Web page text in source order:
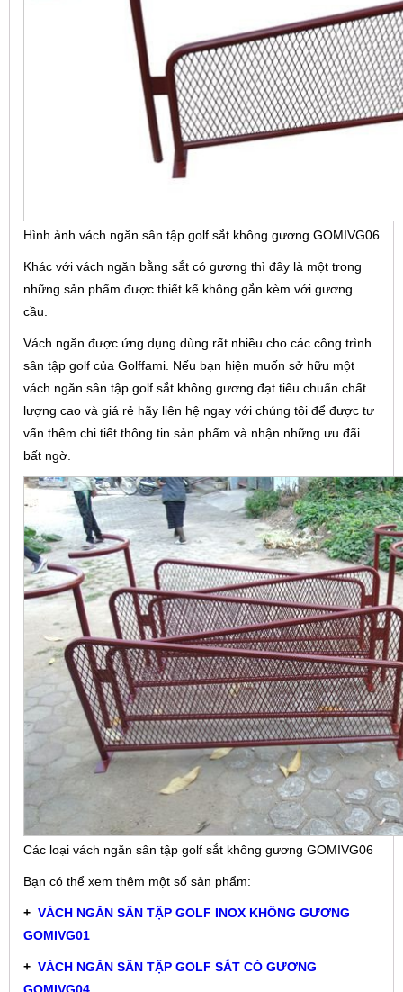
Hình ảnh vách ngăn sân tập golf sắt không gương GOMIVG06
Khác với vách ngăn bằng sắt có gương thì đây là một trong
những sản phẩm được thiết kế không gắn kèm với gương
cầu.
Vách ngăn được ứng dụng dùng rất nhiều cho các công trình
sân tập golf của Golffami. Nếu bạn hiện muốn sở hữu một
vách ngăn sân tập golf sắt không gương đạt tiêu chuẩn chất
lượng cao và giá rẻ hãy liên hệ ngay với chúng tôi để được tư
vấn thêm chi tiết thông tin sản phẩm và nhận những ưu đãi
bất ngờ.
Các loại vách ngăn sân tập golf sắt không gương GOMIVG06
Bạn có thể xem thêm một số sản phẩm:
+ VÁCH NGĂN SÂN TẬP GOLF INOX KHÔNG GƯƠNG
GOMIVG01
+ VÁCH NGĂN SÂN TẬP GOLF SẮT CÓ GƯƠNG